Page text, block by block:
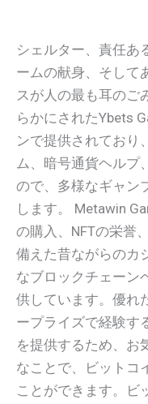
シェルター、責任あ
ームの献身、そして
スが人の最も耳のご
らかにされたYbets
ンで提供されており
ム、暗号通貨ヘルプ
ので、多様なギャン
します。 Metawin
の購入、NFTの栄誉
備えた昔ながらのカ
なブロックチェーン
供しています。優れ
ープライズで経験す
を提供するため、お
なことで、ビットコ
ことができます。ビ